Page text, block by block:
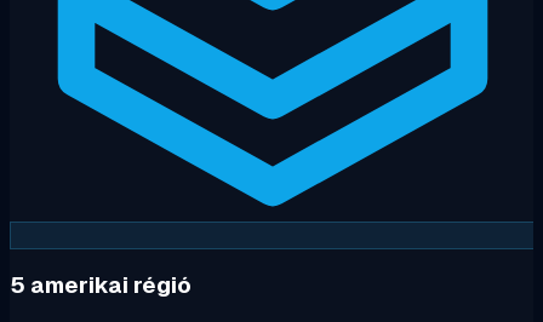
5 amerikai régió